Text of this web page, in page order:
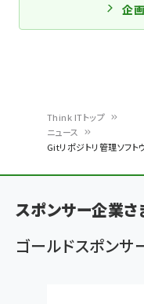
ン
く
ず
Think ITトップ
ニュース
Gitリポジトリ管理ソフト
企
スポンサー企業さ
ゴールドスポンサ